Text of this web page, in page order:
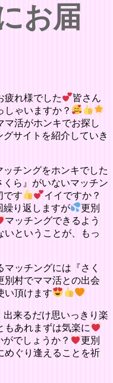
お届
疲れ様でした
皆さん
しゃいますか？
マ活がホンキでお探し
サイトを紹介していき
チングをホンキでした
ら』がいないマッチン
です
イイですか？
繰り返しますが
更別
マッチングできるよう
いということが、もっ
マッチングには『さく
別村でママ活との出会
い頂けます
来るだけ思いっきり楽
もあれまずは気楽に
でしょうか？
更別
めぐり逢えることを祈